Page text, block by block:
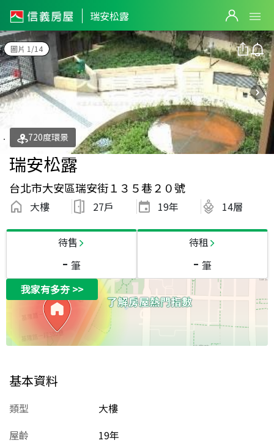
瑞安松露
圖片 1/14
720度環景
瑞安松露
台北市大安區瑞安街１３５巷２０號
大樓 27戶 19年 14層
待售
- 筆
待租
- 筆
我家有多夯>>
基本資料
類型
大樓
屋齡
19年